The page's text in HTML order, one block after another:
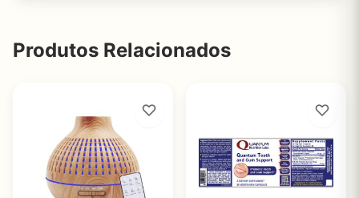
Produtos Relacionados